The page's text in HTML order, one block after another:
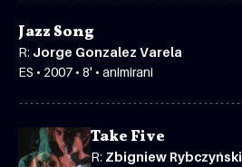
Jazz Song
R: Jorge Gonzalez Varela
ES • 2007 • 8' • animirani
Take Five
R: Zbigniew Rybczyński